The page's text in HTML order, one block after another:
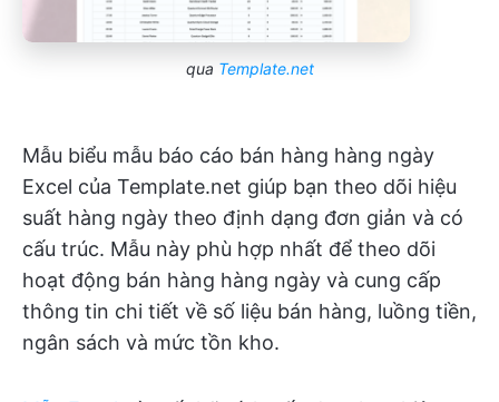
qua Template.net
Mẫu biểu mẫu báo cáo bán hàng hàng ngày
Excel của Template.net giúp bạn theo dõi hiệu
suất hàng ngày theo định dạng đơn giản và có
cấu trúc. Mẫu này phù hợp nhất để theo dõi
hoạt động bán hàng hàng ngày và cung cấp
thông tin chi tiết về số liệu bán hàng, luồng tiền,
ngân sách và mức tồn kho.